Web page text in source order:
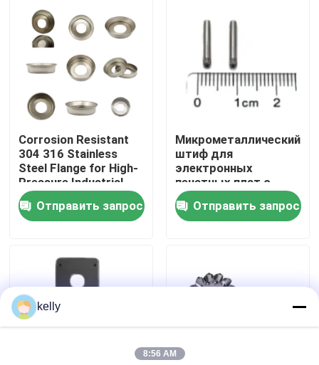
Ролики
Путешествие фабрики
Проверка качества
Свяжитесь мы
Новости
Corrosion Resistant
304 316 Stainless
Steel Flange for High-
Pressure Industrial
Pipeline Systems
Отправить запрос
Микрометаллический
штиф для
электронных
печатных плат с
высокой
проводимостью и
диаметром 0,2 мм в
Отправить запрос
kelly
8:56 AM